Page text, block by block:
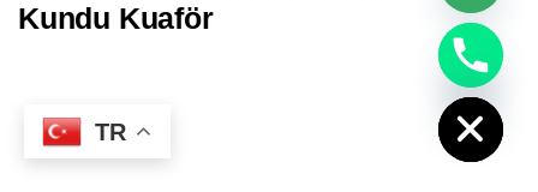
Kundu Kuaför
TR
Hide
chaty